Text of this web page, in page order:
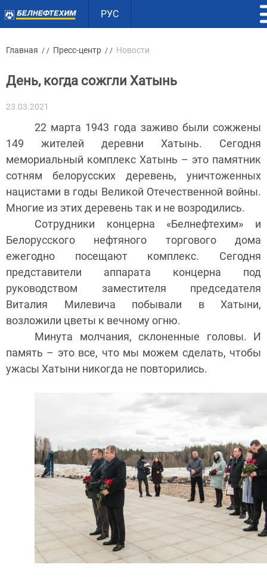
РУС
Главная / / Пресс-центр / / Новости
День, когда сожгли Хатынь
23.03.2021
22 марта 1943 года заживо были сожжены
149 жителей деревни Хатынь. Сегодня
мемориальный комплекс Хатынь – это памятник
сотням белорусских деревень, уничтоженных
нацистами в годы Великой Отечественной войны.
Многие из этих деревень так и не возродились.
Сотрудники концерна «Белнефтехим» и
Белорусского нефтяного торгового дома
ежегодно посещают комплекс. Сегодня
представители аппарата концерна под
руководством заместителя председателя
Виталия Милевича побывали в Хатыни,
возложили цветы к вечному огню.
Минута молчания, склоненные головы. И
память – это все, что мы можем сделать, чтобы
ужасы Хатыни никогда не повторились.